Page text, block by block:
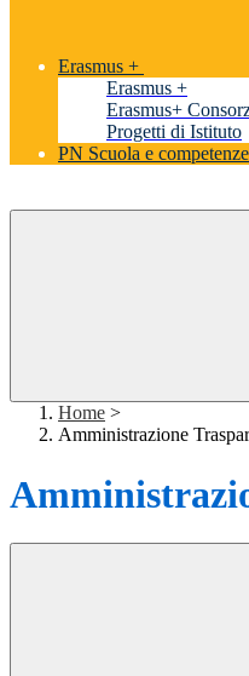
Erasmus +
Erasmus +
Erasmus+
Progetti di Istituto
PN Scuola e
Home >
Amministrazione